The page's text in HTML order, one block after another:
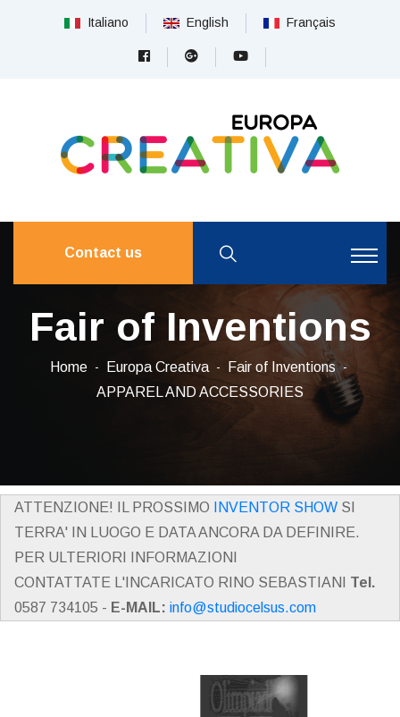
Italiano English Français
Contact us
Fair of Inventions
Home Europa Creativa
Fair of Inventions
APPAREL AND ACCESSORIES
ATTENZIONE! IL PROSSIMO INVENTOR SHOW SI
TERRA' IN LUOGO E DATA ANCORA DA DEFINIRE.
PER ULTERIORI INFORMAZIONI
CONTATTATE L'INCARICATO RINO SEBASTIANI Tel.
0587 734105 - E-MAIL: info@studiocelsus.com